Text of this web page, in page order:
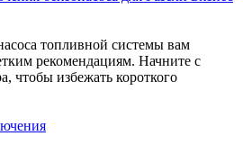
топливной системы вам
рекомендациям. Начните с
чтобы избежать короткого